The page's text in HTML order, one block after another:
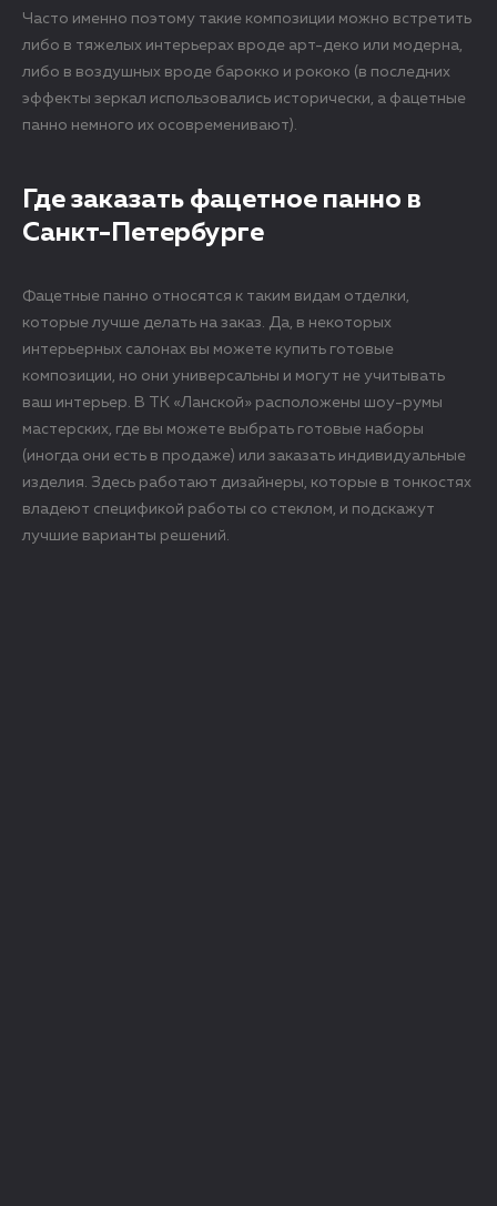
Часто именно поэтому такие композиции можно встретить
либо в тяжелых интерьерах вроде арт-деко или модерна,
либо в воздушных вроде барокко и рококо (в последних
эффекты зеркал использовались исторически, а фацетные
панно немного их осовременивают).
Где заказать фацетное панно в
Санкт-Петербурге
Фацетные панно относятся к таким видам отделки,
которые лучше делать на заказ. Да, в некоторых
интерьерных салонах вы можете купить готовые
композиции, но они универсальны и могут не учитывать
ваш интерьер. В ТК «Ланской» расположены шоу-румы
мастерских, где вы можете выбрать готовые наборы
(иногда они есть в продаже) или заказать индивидуальные
изделия. Здесь работают дизайнеры, которые в тонкостях
владеют спецификой работы со стеклом, и подскажут
лучшие варианты решений.